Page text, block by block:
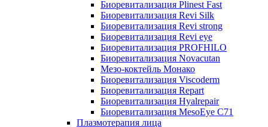
Биоревитализация Plinest Fast
Биоревитализация Revi Silk
Биоревитализация Revi strong
Биоревитализация Revi eye
Биоревитализация PROFHILO
Биоревитализация Novacutan
Мезо-коктейль Монако
Биоревитализация Viscoderm
Биоревитализация Repart
Биоревитализация Hyalrepair
Биоревитализация MesoEye C71
Плазмотерапия лица